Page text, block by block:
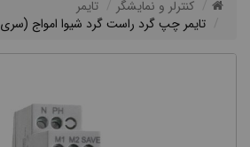
کنترلر و نمایشگر
تایمر
تایمر چپ گرد راست گرد شیوا امواج (سری M)